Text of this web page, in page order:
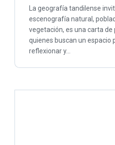
La geografía tandilense
escenografía natural,
vegetación, es una carta
quienes buscan un espacio
reflexionar y…